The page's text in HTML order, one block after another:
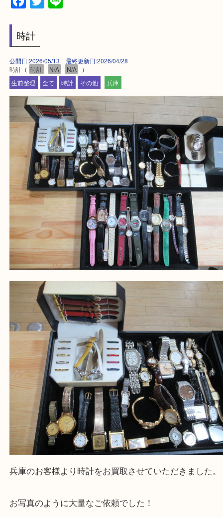
買取大吉 姫路花田店に来てよかった！そう思って
よう丁寧に査定いたします！
Facebook
Twitter
Line
時計
公開日:2026/05/13 最終更新日:2026/04/28
時計（ 時計 N/A N/A ）
全て 兵庫